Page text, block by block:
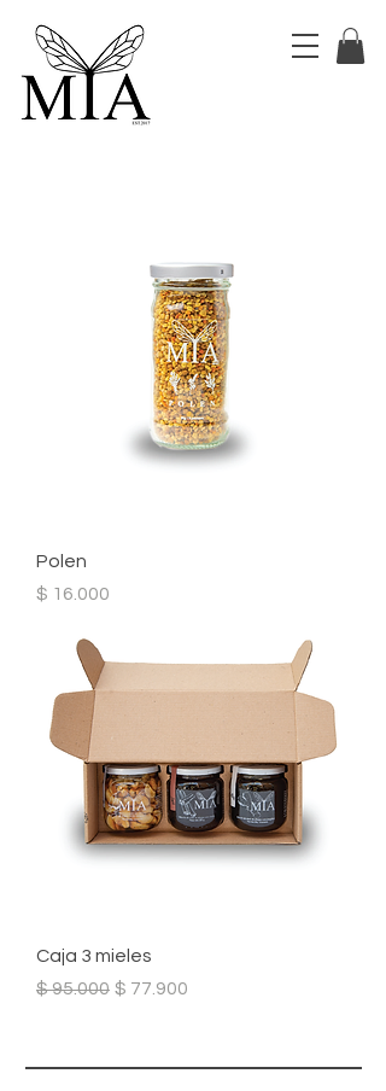
Polen
Precio
$ 16.000
Caja 3 mieles
Precio
$ 95.000 Precio de oferta
$ 77.900